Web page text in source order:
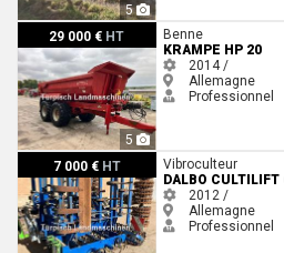
5
29 000 € HT
5
Krampe HP 20
Benne
KRAMPE HP 20
2014 /
Allemagne
Professionnel
7 000 € HT
Dalbo Cultilift 600 Oberflächengerät
Vibroculteur
DALBO
2012 /
Allemagne
Professionnel